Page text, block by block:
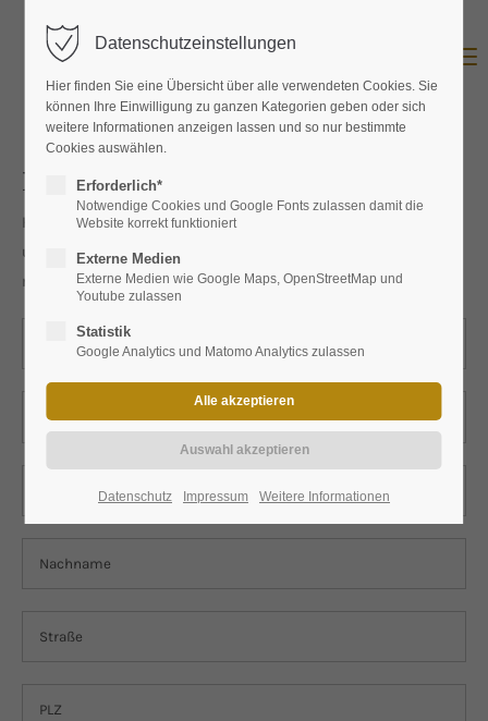
Produktanfrage
Hier können Sie das Produkt bei uns anfragen. Wir werden
uns umgehend mit Ihnen in Verbindung setzen und Ihnen
mitzuteilen wie Sie Produkt bei uns erwerben können.
Datenschutzeinstellungen
Hier finden Sie eine Übersicht über alle verwendeten Cookies. Sie
können Ihre Einwilligung zu ganzen Kategorien geben oder sich
weitere Informationen anzeigen lassen und so nur bestimmte
Cookies auswählen.
Erforderlich*
Notwendige Cookies und Google Fonts zulassen damit die
Website korrekt funktioniert
Externe Medien
Externe Medien wie Google Maps, OpenStreetMap und
Youtube zulassen
Statistik
Google Analytics und Matomo Analytics zulassen
Datenschutz Impressum Weitere Informationen